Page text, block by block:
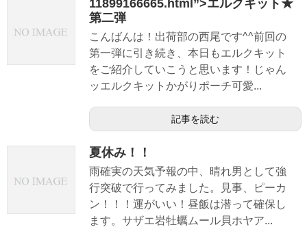
11899166665.html”>エルクキット★
第二弾
こんばんは！出荷部の西尾です^^前回の
第一弾に引き続き、本日もエルクキット
をご紹介していこうと思います！じゃん
ッエルクキットかがりポーチ可愛...
記事を読む
夏休み！！
雨確実の天気予報の中、晴れ男として強
行突破で行ってみました。見事、ピーカ
ン！！！運がいい！昼飯は潜って確保し
ます。サザエ岩牡蠣ムール貝ホヤア...